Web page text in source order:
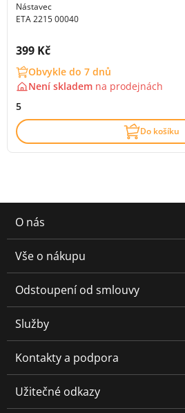
Nástavec
ETA 2215 00040
Cena s DPH:
399 Kč
Obvykle do 7 dnů
Není skladem na prodejnách
5
Do košíku
O nás
Vše o nákupu
Odstoupení od smlouvy
Služby
Kontakty a podpora
Užitečné odkazy